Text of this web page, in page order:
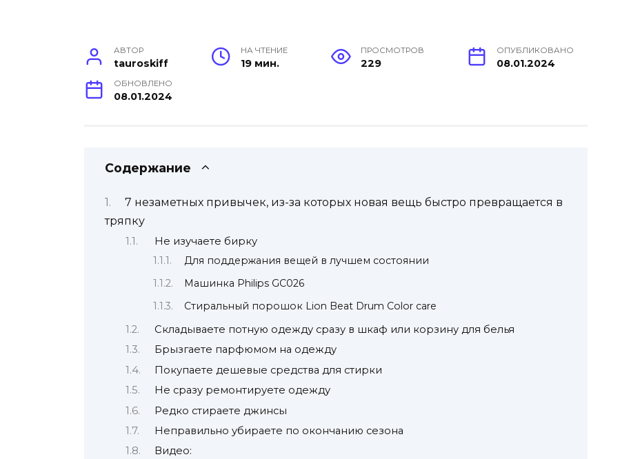
АВТОР
tauroskiff
НА ЧТЕНИЕ
19 мин.
ПРОСМОТРОВ
229
ОПУБЛИКОВАНО
08.01.2024
ОБНОВЛЕНО
08.01.2024
Содержание
7 незаметных привычек, из-за которых новая вещь быстро превращается в
тряпку
Не изучаете бирку
Для поддержания вещей в лучшем состоянии
Машинка Philips GC026
Стиральный порошок Lion Beat Drum Color care
Складываете потную одежду сразу в шкаф или корзину для белья
Брызгаете парфюмом на одежду
Покупаете дешевые средства для стирки
Не сразу ремонтируете одежду
Редко стираете джинсы
Неправильно убираете по окончанию сезона
Видео: